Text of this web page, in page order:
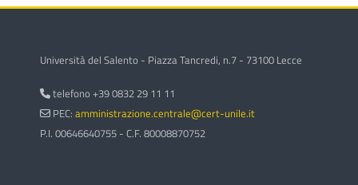
Università del Salento - Piazza Tancredi, n.7 - 73100 Lecce
telefono +39 0832 29 11 11
PEC: amministrazione.centrale@cert-unile.it
P.I. 00646640755 - C.F. 80008870752